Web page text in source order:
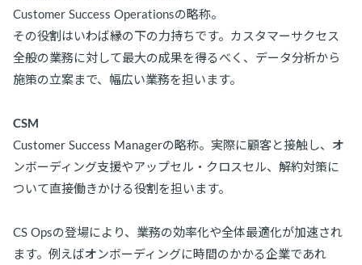
Customer Success Operationsの略称。
その役割はいわば縁の下の力持ちです。カスタマーサクセス
全般の業務に対して最大の成果を得るべく、データ分析から
施策の立案まで、幅広い業務を担います。
CSM
Customer Success Managerの略称。実際に顧客と接触し、オ
ンボーディング支援やアップセル・クロスセル、解約対策に
ついて直接働きかける役割を担います。
CS Opsの登場により、業務の効率化や全体最適化が加速され
ます。例えばオンボーディングに時間のかかる企業であれ